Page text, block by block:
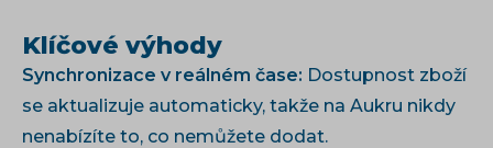
Klíčové výhody
Synchronizace v reálném čase: Dostupnost zboží
se aktualizuje automaticky, takže na Aukru nikdy
nenabízíte to, co nemůžete dodat.